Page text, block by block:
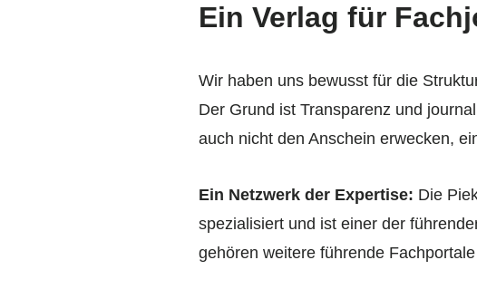
Ein Verlag für
Wir haben uns bewusst für die
Der Grund ist Transparenz und
auch nicht den Anschein erwecken,
Ein Netzwerk der Expertise: Die
spezialisiert und ist einer der
gehören weitere führende